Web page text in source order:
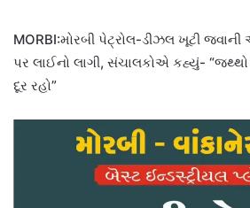
MORBI:મોરબી પેટ્રોલ-ડીઝલ ખૂટી
પર લાઈનો લાગી, સંચાલકોએ કહ્યું-
દૂર રહો”